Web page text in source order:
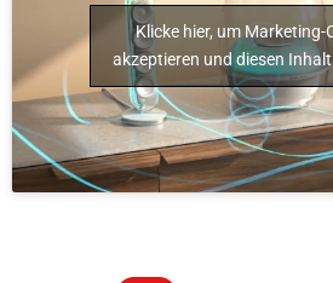
Klicke hier, um Marketing-
akzeptieren und diesen